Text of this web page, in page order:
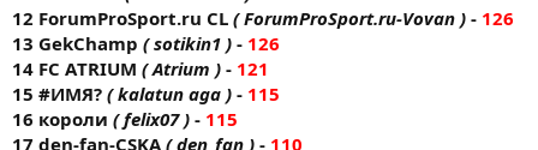
12 ForumProSport.ru CL ( ForumProSport.ru-Vovan ) - 126
13 GekChamp ( sotikin1 ) - 126
14 FC AТRIUM ( Atrium ) - 121
15 #ИМЯ? ( kalatun aga ) - 115
16 короли ( felix07 ) - 115
17 den-fan-CSKA ( den_fan ) - 110